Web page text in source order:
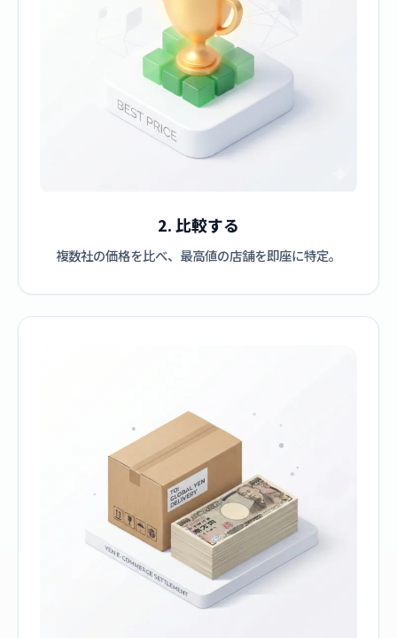
2. 比較する
複数社の価格を比べ、最高値の店舗を即座に特定。